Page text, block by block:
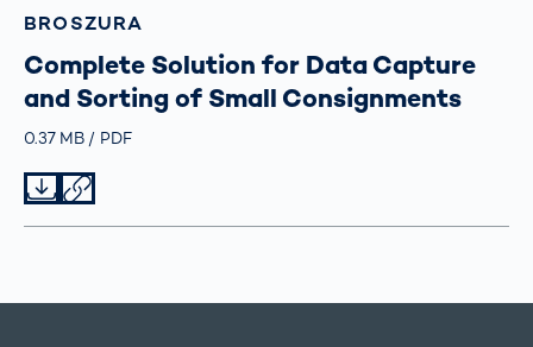
BROSZURA
Complete Solution for Data Capture
and Sorting of Small Consignments
Größe
0.37 MB TypPDF